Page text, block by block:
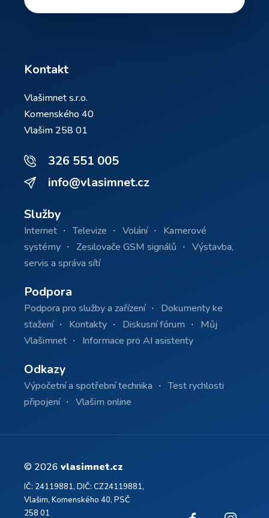
Kontakt
Vlašimnet s.r.o.
Komenského 40
Vlašim 258 01
326 551 005
info@vlasimnet.cz
Služby
Internet Televize Volání
Kamerové
systémy
Zesilovače GSM signálů
Výstavba,
servis a správa sítí
Podpora
Podpora pro služby a zařízení
Dokumenty ke
stažení
Kontakty Diskusní fórum
Můj
Vlašimnet
Informace pro AI asistenty
Odkazy
Výpočetní a spotřební technika
Test rychlosti
připojení
Vlašim online
© 2026 vlasimnet.cz
IČ: 24119881, DIČ: CZ24119881,
Vlašim, Komenského 40, PSČ
258 01